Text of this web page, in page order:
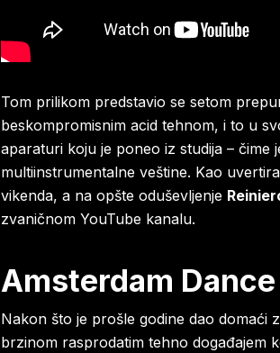
Tom prilikom predstavio se setom
beskompromisnim acid tehnom, i to u
aparaturi koju je poneo iz studija – čime
multiinstrumentalne veštine. Kao
vikenda, a na opšte oduševljenje
zvaničnom YouTube kanalu.
Amsterdam
Nakon što je prošle godine dao domaći
brzinom rasprodatim tehno događajem